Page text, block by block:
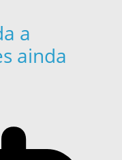
a
ainda